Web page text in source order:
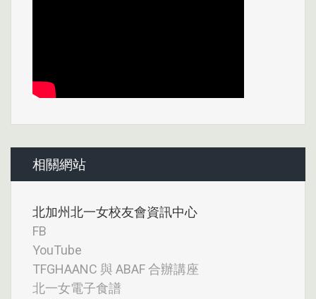
相關網站
北加州北一女校友會資訊中心
FB
YouTube
TFGHAANC 與 ABAF 合辦講座
北一女電子食譜